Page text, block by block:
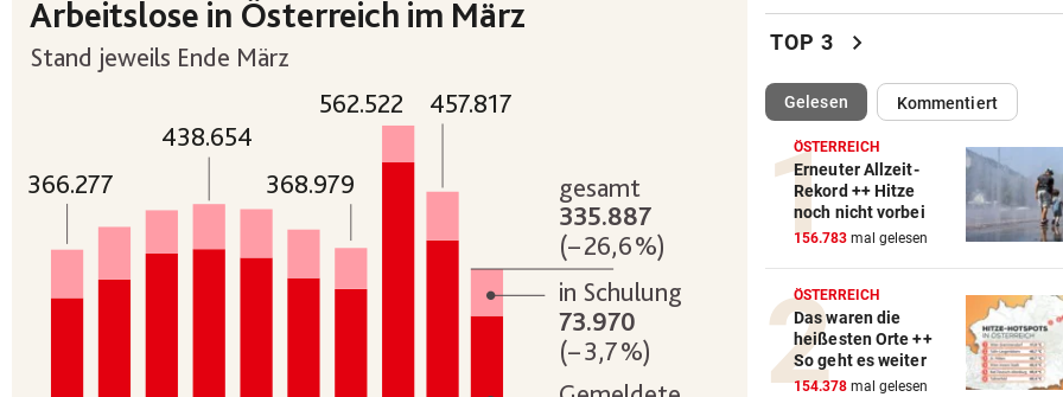
„Auf das Foto bin ich stolz –
die Gelbe auch“
NACH ÜBERFALL IN WIEN
Cobra stürmt Dorotheum,
verschwunden
TROTZ FIFA-RÜCKZIEHER vor
Knallhart! UEFA droht schon
wieder mit WM-Boykott
WIENS KULTURSTADTRÄTIN vor
„Habe Fiakerlied mit dem
Bürgermeister gesungen“
TOP 3 chevron_right
Gelesen(ausgewählt)Kommentiert
ÖSTERREICH
Erneuter Allzeit-
Rekord ++ Hitze
noch nicht vorbei
156.783 mal gelesen
ÖSTERREICH
Das waren die
heißesten Orte ++
So geht es weiter
154.378 mal gelesen